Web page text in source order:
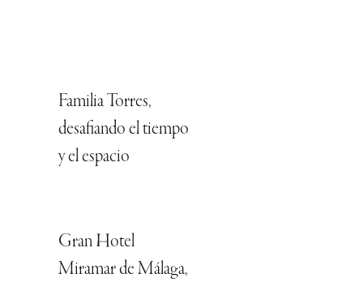
Familia Torres,
desafiando el tiempo
y el espacio
Gran Hotel
Miramar de Málaga,